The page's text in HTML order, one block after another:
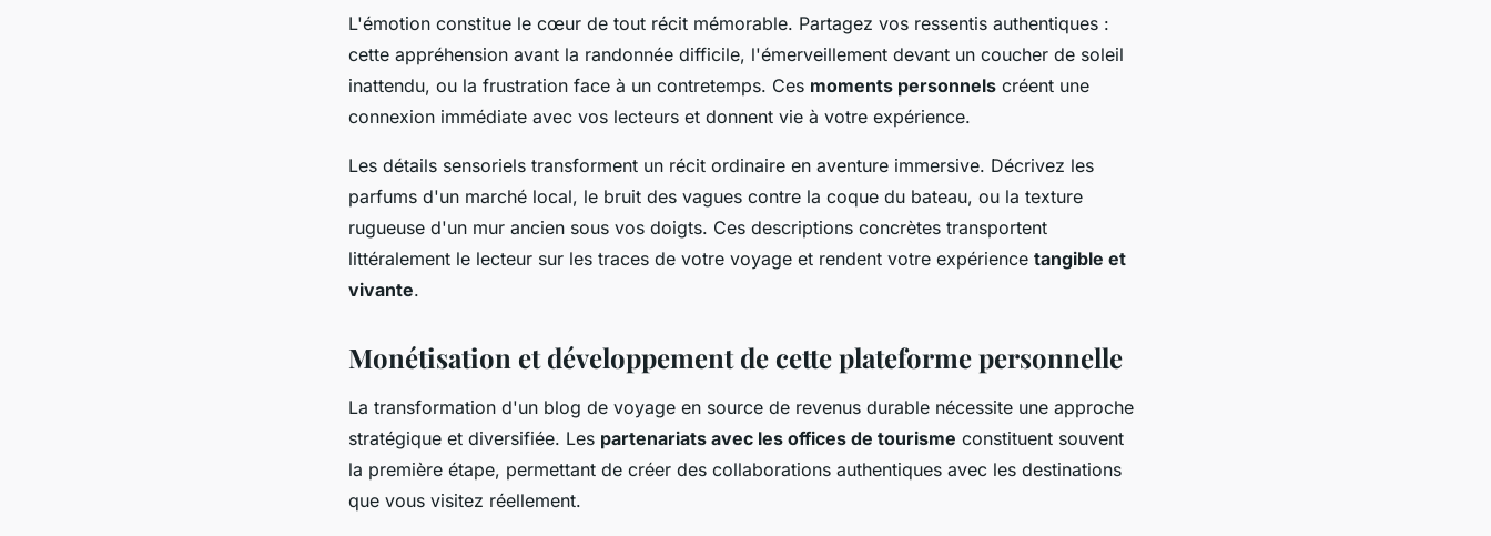
L'émotion constitue le cœur de tout récit mémorable. Partagez vos ressentis authentiques :
cette appréhension avant la randonnée difficile, l'émerveillement devant un coucher de soleil
inattendu, ou la frustration face à un contretemps. Ces moments personnels créent une
connexion immédiate avec vos lecteurs et donnent vie à votre expérience.
Les détails sensoriels transforment un récit ordinaire en aventure immersive. Décrivez les
parfums d'un marché local, le bruit des vagues contre la coque du bateau, ou la texture
rugueuse d'un mur ancien sous vos doigts. Ces descriptions concrètes transportent
littéralement le lecteur sur les traces de votre voyage et rendent votre expérience tangible et
vivante.
Monétisation et développement de cette plateforme personnelle
La transformation d'un blog de voyage en source de revenus durable nécessite une approche
stratégique et diversifiée. Les partenariats avec les offices de tourisme constituent souvent
la première étape, permettant de créer des collaborations authentiques avec les destinations
que vous visitez réellement.